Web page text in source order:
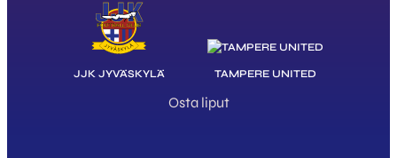
JJK JYVÄSKYLÄ TAMPERE UNITED
Osta liput